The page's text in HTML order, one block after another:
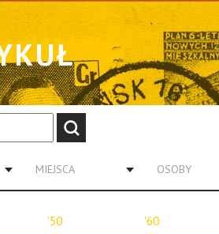
MIEJSCA OSOBY
'50 '60